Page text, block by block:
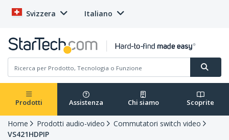
Svizzera Italiano
Prodotti Assistenza Chi siamo Scoprite
Home Prodotti audio-video
Commutatori switch video
VS421HDPIP